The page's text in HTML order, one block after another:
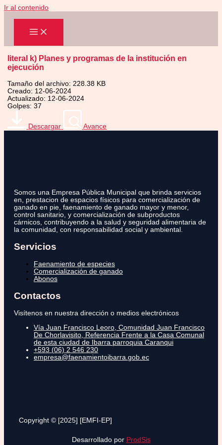
Ir al contenido
literal k) Planes y programas de la institución en
ejecución
Tamaño del archivo: 228.38 KB
Creado: 12-06-2024
Actualizado: 12-06-2024
Golpes: 37
Descargar Avance
Somos una Empresa Pública Municipal que brinda servicios
en, prestacion de espacios físicos para comercialización de
ganado en pie, faenamiento de ganado mayor y menor,
control sanitario, y comercialización de subproductos
cárnicos, contribuyendo a la salud y seguridad alimentaria de
la comunidad, con responsabilidad social y ambiental.
Servicios
Faenamiento de especies
Comercialización de ganado
Abonos
Contactos
Visítenos en nuestra dirección o medios electrónicos
Vía Juan Francisco Leoro, Comunidad Juan Francisco
De Chorlavisito, Referencia Frente a la Casa Comunal
de esta ciudad de Ibarra parroquia Caranqui
+593 (06) 2 546 230
empresa@faenamientoibarra.gob.ec
Copyright © [2025] [EMFI-EP]
Desarrollado por ProdSis